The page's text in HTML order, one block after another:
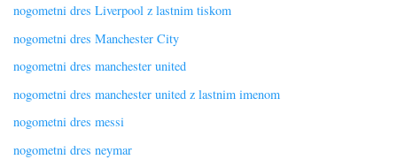
nogometni dres Liverpool z lastnim tiskom
nogometni dres Manchester City
nogometni dres manchester united
nogometni dres manchester united z lastnim imenom
nogometni dres messi
nogometni dres neymar